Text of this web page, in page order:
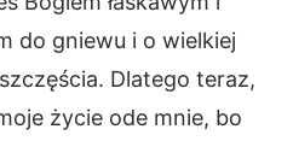
do gniewu i o wielkiej
Dlatego teraz,
życie ode mnie, bo